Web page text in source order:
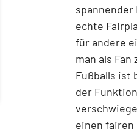
spannender
echte
für andere
man als
Fußballs ist
der
einen fairen